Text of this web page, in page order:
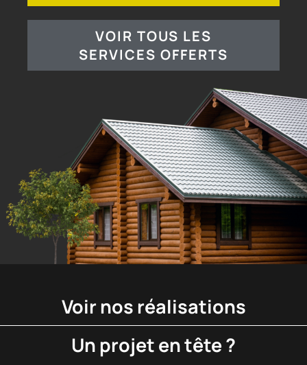
CONSTRUCTION
COMMERCIALE
AMÉNAGEMENT
PAYSAGER
EXCAVATION
VOIR TOUS LES
SERVICES OFFERTS
Voir nos réalisations
Un projet en tête ?